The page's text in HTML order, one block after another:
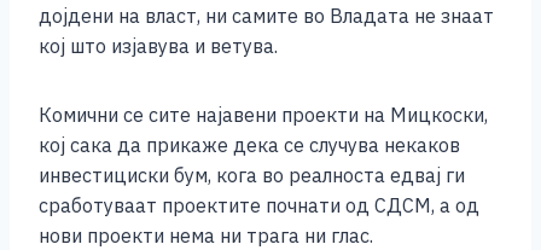
дојдени на власт, ни самите во Владата не знаат
кој што изјавува и ветува.
Комични се сите најавени проекти на Мицкоски,
кој сака да прикаже дека се случува некаков
инвестициски бум, кога во реалноста едвај ги
сработуваат проектите почнати од СДСМ, а од
нови проекти нема ни трага ни глас.